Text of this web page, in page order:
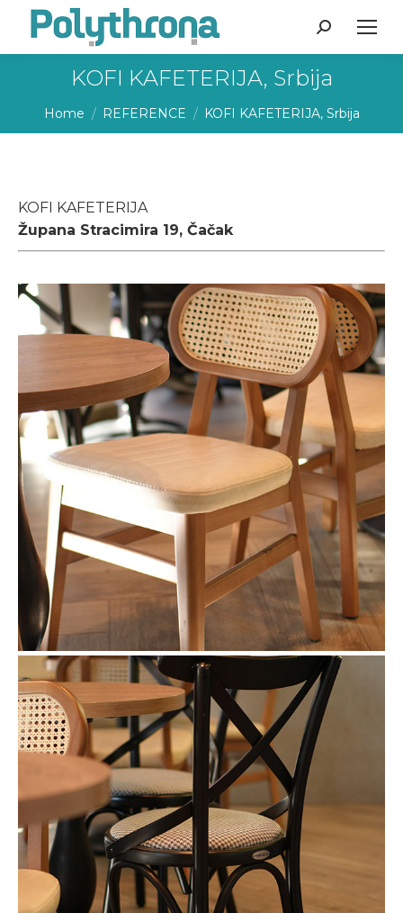
Search:
KOFI KAFETERIJA, Srbija
You are here:
Home REFERENCE KOFI KAFETERIJA, Srbija
KOFI KAFETERIJA
Župana Stracimira 19, Čačak